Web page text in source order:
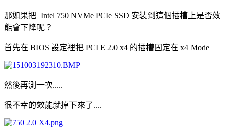
那如果把 Intel 750 NVMe PCIe SSD 安裝到這個插槽上是否效
能會下降呢？
首先在 BIOS 設定裡把 PCI E 2.0 x4 的插槽固定在 x4 Mode
然後再測一次.....
很不幸的效能就掉下來了....